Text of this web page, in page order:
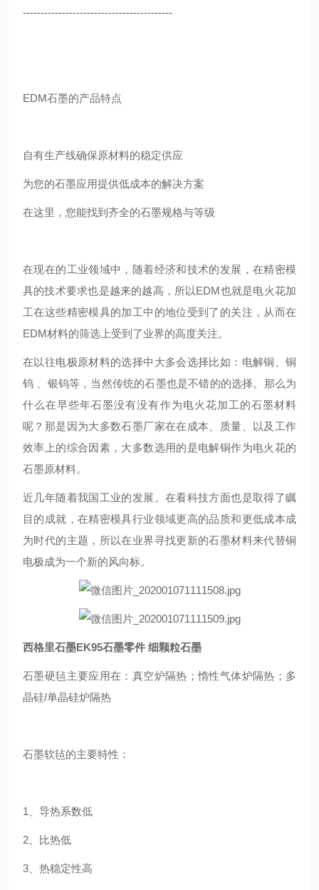
------------------------------------------
EDM石墨的产品特点
自有生产线确保原材料的稳定供应
为您的石墨应用提供低成本的解决方案
在这里，您能找到齐全的石墨规格与等级
在现在的工业领域中，随着经济和技术的发展，在精密模
具的技术要求也是越来的越高，所以EDM也就是电火花加
工在这些精密模具的加工中的地位受到了的关注，从而在
EDM材料的筛选上受到了业界的高度关注。
在以往电极原材料的选择中大多会选择比如：电解铜、铜
钨 、银钨等，当然传统的石墨也是不错的的选择。那么为
什么在早些年石墨没有没有作为电火花加工的石墨材料
呢？那是因为大多数石墨厂家在在成本、质量、以及工作
效率上的综合因素，大多数选用的是电解铜作为电火花的
石墨原材料。
近几年随着我国工业的发展。在看科技方面也是取得了瞩
目的成就，在精密模具行业领域更高的品质和更低成本成
为时代的主题，所以在业界寻找更新的石墨材料来代替铜
电极成为一个新的风向标。
西格里石墨EK95石墨零件 细颗粒石墨
石墨硬毡主要应用在：真空炉隔热；惰性气体炉隔热；多
晶硅/单晶硅炉隔热
石墨软毡的主要特性：
1、导热系数低
2、比热低
3、热稳定性高